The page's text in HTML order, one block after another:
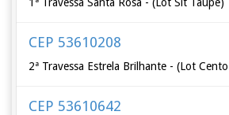
CEP 53610208
2ª Travessa Estrela Brilhante - (Lot
CEP 53610642